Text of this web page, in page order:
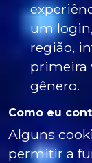
um
região,
primeira
gênero.
Como eu
Alguns
permitir a